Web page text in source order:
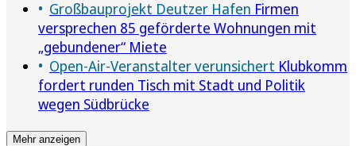
Großbauprojekt Deutzer Hafen Firmen
versprechen 85 geförderte Wohnungen mit
„gebundener“ Miete
Open-Air-Veranstalter verunsichert Klubkomm
fordert runden Tisch mit Stadt und Politik
wegen Südbrücke
Mehr anzeigen